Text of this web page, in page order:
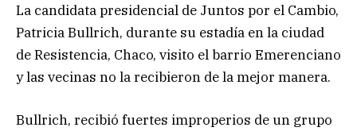
La candidata presidencial de Juntos por el Cambio,
Patricia Bullrich, durante su estadía en la ciudad
de Resistencia, Chaco, visito el barrio Emerenciano
y las vecinas no la recibieron de la mejor manera.
Bullrich, recibió fuertes improperios de un grupo